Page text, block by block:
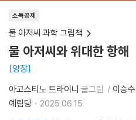
소득공제
물 아저씨 과학 그림책
물 아저씨와 위대한 항해
양장
아고스티노 트라이니 글그림 이승수
예림당
2025.06.15.